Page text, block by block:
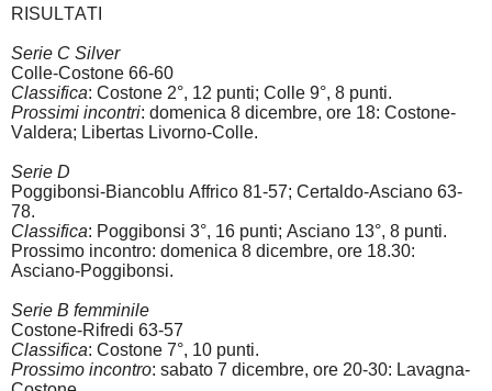
RISULTATI
Serie C Silver
Colle-Costone 66-60
Classifica: Costone 2°, 12 punti; Colle 9°, 8 punti.
Prossimi incontri: domenica 8 dicembre, ore 18: Costone-
Valdera; Libertas Livorno-Colle.
Serie D
Poggibonsi-Biancoblu Affrico 81-57; Certaldo-Asciano 63-
78.
Classifica: Poggibonsi 3°, 16 punti; Asciano 13°, 8 punti.
Prossimo incontro: domenica 8 dicembre, ore 18.30:
Asciano-Poggibonsi.
Serie B femminile
Costone-Rifredi 63-57
Classifica: Costone 7°, 10 punti.
Prossimo incontro: sabato 7 dicembre, ore 20-30: Lavagna-